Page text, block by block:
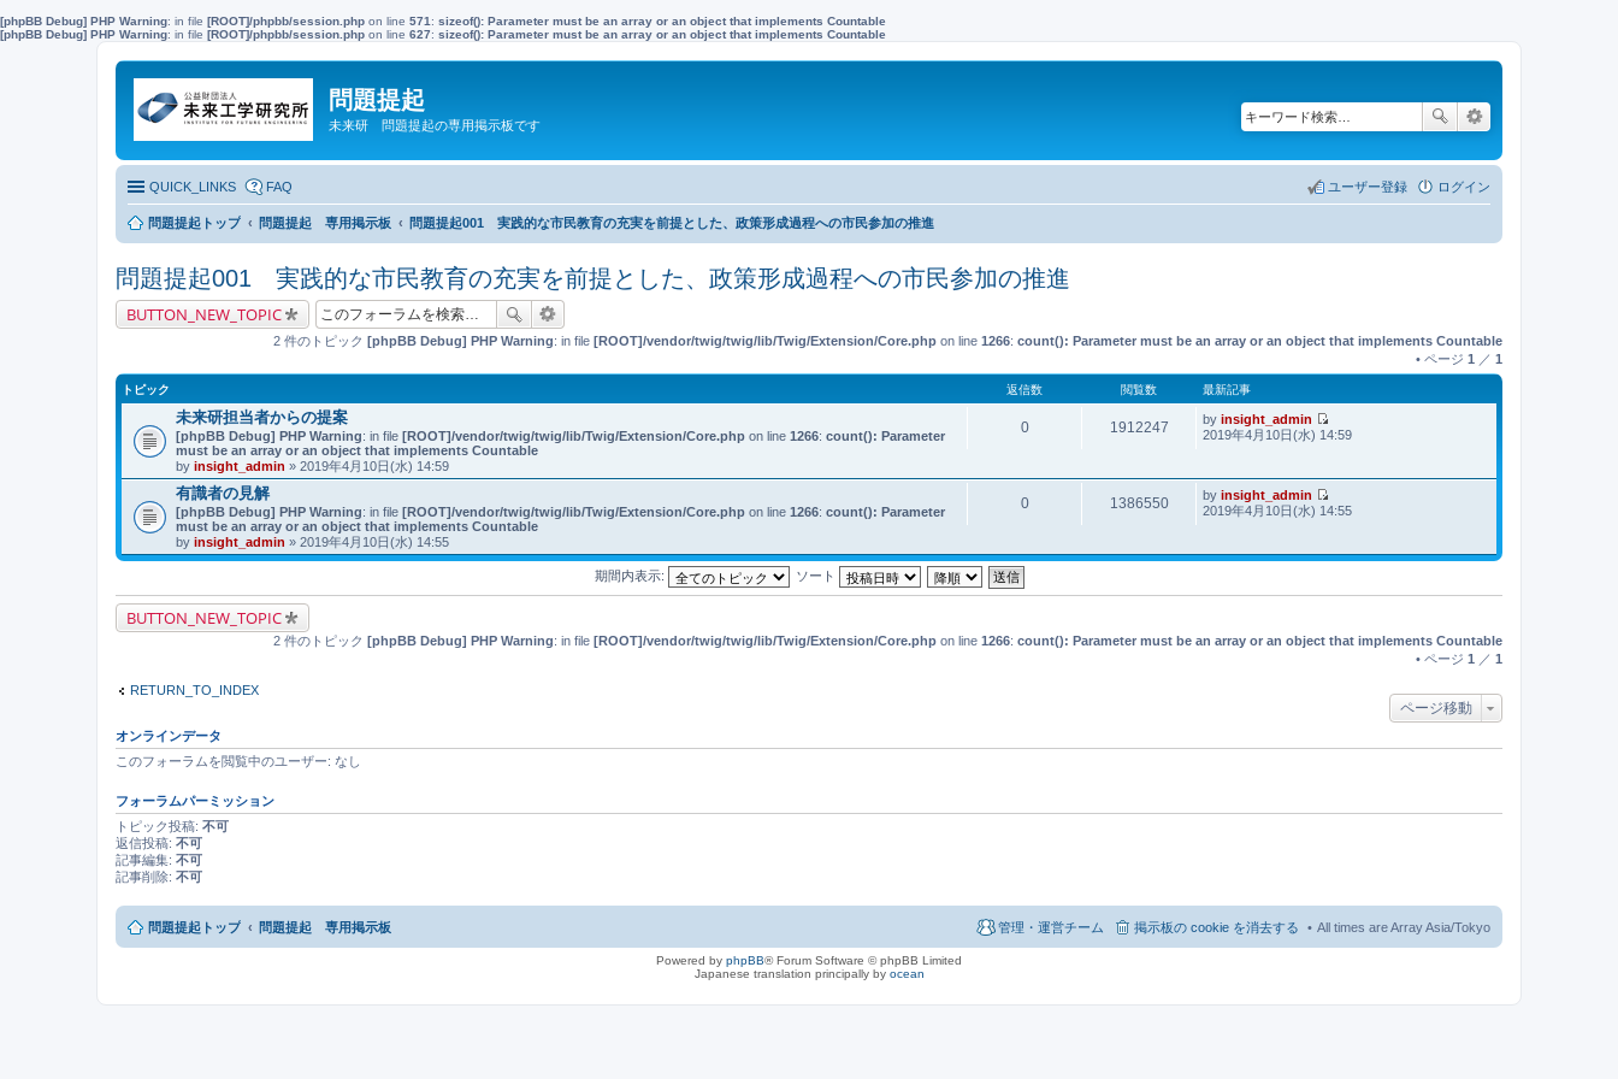
[phpBB Debug] PHP Warning: in file [ROOT]/phpbb/session.php on line 571 : sizeof(): Parameter must be an array or an object that implements Countable
[phpBB Debug] PHP Warning: in file [ROOT]/phpbb/session.php on line 627: sizeof(): Parameter must be an array or an object that implements Countable
問題提起
未来研 問題提起の専用掲示板です
QUICK_LINKS FAQ ログイン
ユーザー登録
問題提起トップ 問題提起 専用掲示板 問題提起001 実践的な市民教育の充実を前提とした、政策形成過程への市民参加の推進
問題提起001 実践的な市民教育の充実を前提とした、政策形成過程への市民参加の推進
BUTTON_NEW_TOPIC
2 件のトピック [phpBB Debug] PHP Warning: in file [ROOT]/vendor/twig/twig/lib/Twig/Extension/Core.php on line 1266: count(): Parameter must be an array or an object that implements Countable
• ページ 1 ／ 1
トピック 返信数 閲覧数 最新記事
未来研担当者からの提案
[phpBB Debug] PHP Warning: in file [ROOT]/vendor/twig/twig/lib/Twig/Extension/Core.php on line 1266: count(): Parameter
must be an array or an object that implements Countable
by insight_admin » 2019年4月10日(水) 14:59
0 1912247 by insight_admin
最
2019年4月10日(水) 14:59
有識者の見解
[phpBB Debug] PHP Warning: in file [ROOT]/vendor/twig/twig/lib/Twig/Extension/Core.php on line 1266: count(): Parameter
must be an array or an object that implements Countable
by insight_admin » 2019年4月10日(水) 14:55
0 1386550 by insight_admin
最
事
2019年4月10日(水) 14:55
期間内表示: ソート
BUTTON_NEW_TOPIC
2 件のトピック [phpBB Debug] PHP Warning: in file [ROOT]/vendor/twig/twig/lib/Twig/Extension/Core.php on line 1266: count(): Parameter must be an array or an object that implements Countable
• ページ 1 ／ 1
RETURN_TO_INDEX
ページ移動
オンラインデータ
このフォーラムを閲覧中のユーザー: なし
フォーラムパーミッション
トピック投稿: 不可
返信投稿: 不可
記事編集: 不可
記事削除: 不可
問題提起トップ 問題提起 専用掲示板 All times are Array Asia/Tokyo
掲示板の cookie を消去する
管理・運営チーム
Powered by phpBB® Forum Software © phpBB Limited
Japanese translation principally by ocean